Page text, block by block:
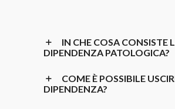
IN CHE COSA CONSISTE
DIPENDENZA PATOLOGICA?
COME È POSSIBILE
DIPENDENZA?